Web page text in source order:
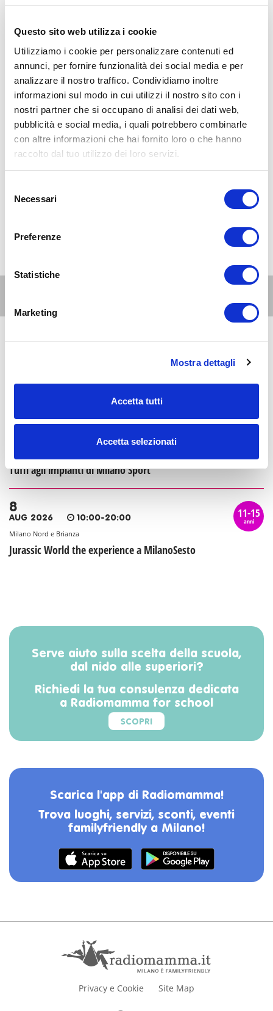
Questo sito web utilizza i cookie
Utilizziamo i cookie per personalizzare contenuti ed
annunci, per fornire funzionalità dei social media e per
analizzare il nostro traffico. Condividiamo inoltre
informazioni sul modo in cui utilizzi il nostro sito con i
nostri partner che si occupano di analisi dei dati web,
pubblicità e social media, i quali potrebbero combinarle
con altre informazioni che hai fornito loro o che hanno
raccolto dal tuo utilizzo dei loro servizi.
delNecessari
Preferenze
Statistiche
Marketing
Mostra dettagli
Accetta tutti
Accetta selezionati
Acquaworld Concorezzo: il weekend con i figli
anni
8
10:00-21:00
Tuffi agli impianti di Milano Sport
8
AUG 2026 10:00-20:00
Milano Nord e Brianza
Jurassic World the experience a MilanoSesto
11-15
anni
Serve aiuto sulla scelta della scuola,
dal nido alle superiori?
Richiedi la tua consulenza dedicata
a Radiomamma for school
SCOPRI
Scarica l'app di Radiomamma!
Trova luoghi, servizi, sconti, eventi
familyfriendly a Milano!
Privacy e Cookie Site Map